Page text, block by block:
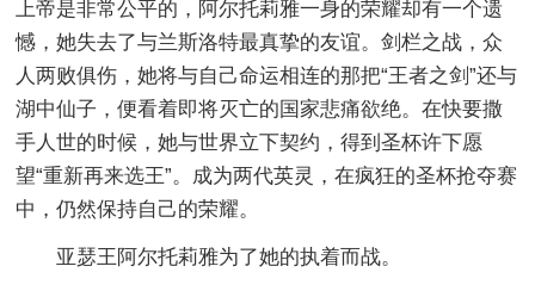
上帝是非常公平的，阿尔托莉雅一身的荣耀却有一个遗
憾，她失去了与兰斯洛特最真挚的友谊。剑栏之战，众
人两败俱伤，她将与自己命运相连的那把“王者之剑”还与
湖中仙子，便看着即将灭亡的国家悲痛欲绝。在快要撒
手人世的时候，她与世界立下契约，得到圣杯许下愿
望“重新再来选王”。成为两代英灵，在疯狂的圣杯抢夺赛
中，仍然保持自己的荣耀。
亚瑟王阿尔托莉雅为了她的执着而战。